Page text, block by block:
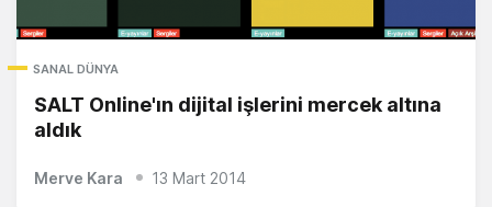
SANAL DÜNYA
SALT Online'ın dijital işlerini mercek altına
aldık
Merve Kara 13 Mart 2014